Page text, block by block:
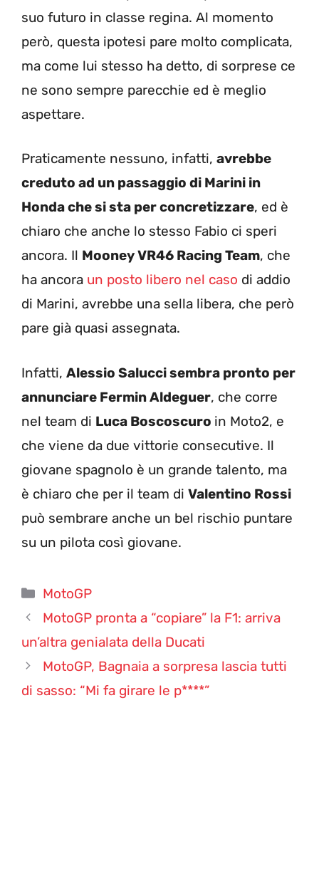
suo futuro in classe regina. Al momento
però, questa ipotesi pare molto complicata,
ma come lui stesso ha detto, di sorprese ce
ne sono sempre parecchie ed è meglio
aspettare.
Praticamente nessuno, infatti, avrebbe
creduto ad un passaggio di Marini in
Honda che si sta per concretizzare, ed è
chiaro che anche lo stesso Fabio ci speri
ancora. Il Mooney VR46 Racing Team, che
ha ancora un posto libero nel caso di addio
di Marini, avrebbe una sella libera, che però
pare già quasi assegnata.
Infatti, Alessio Salucci sembra pronto per
annunciare Fermin Aldeguer, che corre
nel team di Luca Boscoscuro in Moto2, e
che viene da due vittorie consecutive. Il
giovane spagnolo è un grande talento, ma
è chiaro che per il team di Valentino Rossi
può sembrare anche un bel rischio puntare
su un pilota così giovane.
Categorie
MotoGP
MotoGP pronta a “copiare” la F1: arriva
un’altra genialata della Ducati
MotoGP, Bagnaia a sorpresa lascia tutti
di sasso: “Mi fa girare le p****”